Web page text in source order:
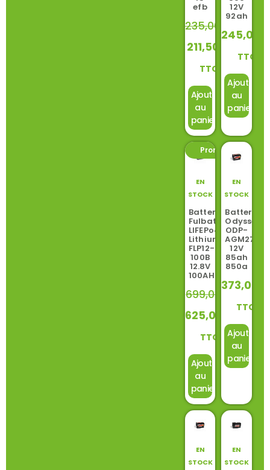
efb
235,00
211,50
TTC
Ajouter
au
panier
12V
92ah
245,00
TTC
Ajouter
au
panier
Promo ! -11%
EN
STOCK
Batterie
Fulbat
LIFEPo4
Lithium
FLP12-
100B
12.8V
100AH
699,00€
625,00
TTC
Ajouter
au
panier
EN
STOCK
Batterie
Odyssey
ODP-
AGM27
12V
85ah
850a
373,00
TTC
Ajouter
au
panier
EN
STOCK
EN
STOCK